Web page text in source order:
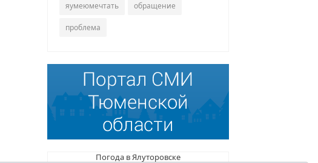
яумеюмечтать обращение
проблема
Погода в Ялуторовске